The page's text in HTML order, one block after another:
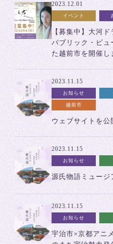
2023.12.01
イベント
【募集中】大河
パブリック・ビュ
た越前市を開催し
2023.11.15
お知らせ
越前市
ウェブサイトを公
2023.11.15
お知らせ
源氏物語ミュー
2023.11.15
お知らせ
宇治市×京都アニ